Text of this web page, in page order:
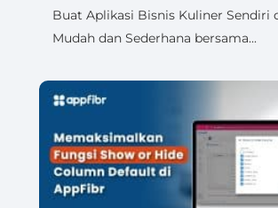
Buat Aplikasi Bisnis Kuliner Sendiri
Mudah dan Sederhana bersama...